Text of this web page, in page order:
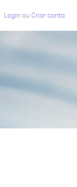
Login ou Criar conta